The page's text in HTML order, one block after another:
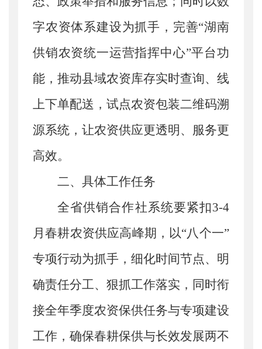
字农资体系建设为抓手，完善“湖南
供销农资统一运营指挥中心”平台功
能，推动县域农资库存实时查询、线
上下单配送，试点农资包装二维码溯
源系统，让农资供应更透明、服务更
高效。
二、具体工作任务
全省供销合作社系统要紧扣3-4
月春耕农资供应高峰期，以“八个一”
专项行动为抓手，细化时间节点、明
确责任分工、狠抓工作落实，同时衔
接全年季度农资保供任务与专项建设
工作，确保春耕保供与长效发展两不